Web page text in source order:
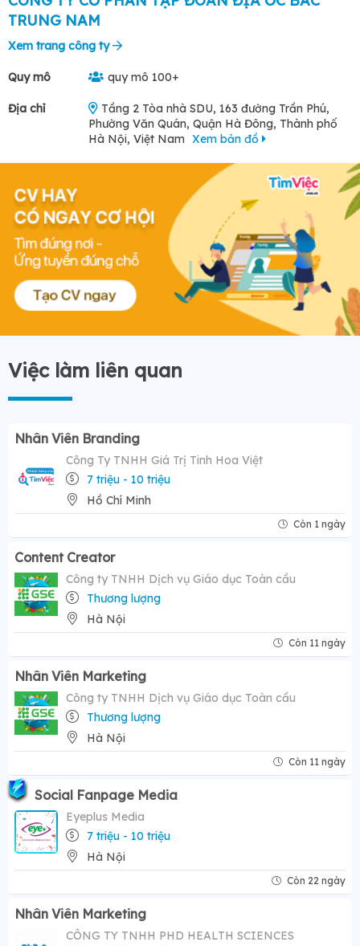
TRUNG NAM
Xem trang công ty
Quy mô quy mô 100+
Địa chỉ
Tầng 2 Tòa nhà SDU, 163 đường Trần Phú,
Phường Văn Quán, Quận Hà Đông, Thành phố
Hà Nội, Việt Nam Xem bản đồ
Việc làm liên quan
Nhân Viên Branding
Công Ty TNHH Giá Trị Tinh Hoa Việt
7 triệu - 10 triệu
Hồ Chí Minh
Còn 1 ngày
Content Creator
Công ty TNHH Dịch vụ Giáo dục Toàn cầu
Thương lượng
Hà Nội
Còn 11 ngày
Nhân Viên Marketing
Công ty TNHH Dịch vụ Giáo dục Toàn cầu
Thương lượng
Hà Nội
Còn 11 ngày
Social Fanpage Media
Eyeplus Media
7 triệu - 10 triệu
Hà Nội
Còn 22 ngày
Nhân Viên Marketing
CÔNG TY TNHH PHD HEALTH SCIENCES